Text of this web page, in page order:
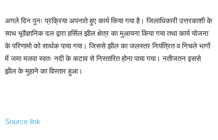
अगले दिन पुनः प्रक्रिया अपनाते हुए कार्य किया गया है। जिलाधिकारी उत्तरकाशी के
साथ भूवैज्ञानिक दल द्वारा हर्सिल झील क्षेत्र का मुआयना किया गया तथा कार्य योजना
के परिणामो को सार्थक पाया गया। जिससे झील का जलस्तर नियंत्रित व निचले भागों
में जमा मलवा स्वतः नदी के कटाव से निस्तारित होना पाया गया। नतीजतन इससे
झील के मुहाने का विस्तार हुआ।
Source link